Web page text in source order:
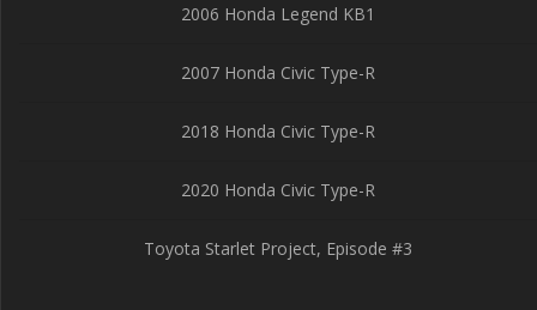
2006 Honda Legend KB1
2007 Honda Civic Type-R
2018 Honda Civic Type-R
2020 Honda Civic Type-R
Toyota Starlet Project, Episode #3